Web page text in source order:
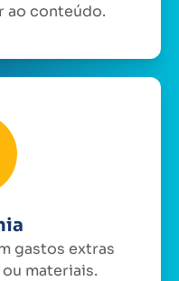
ao conteúdo.
gastos extras
materiais.